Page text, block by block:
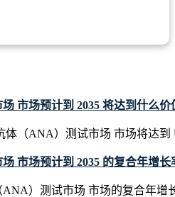
市场预计到 2035 将达到什么价
体（ANA）测试市场 市场将达到
市场预计到 2035 的复合年增
ANA）测试市场 市场的复合年增